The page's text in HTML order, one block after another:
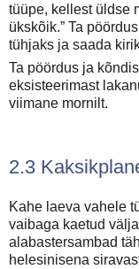
tüüpe, kellest üldse
ükskõik.” Ta
tühjaks ja saada
Ta pöördus ja
eksisteerimast
viimane mornilt.
2.3
Kahe laeva vahele
vaibaga kaetud
alabastersambad
helesinisena